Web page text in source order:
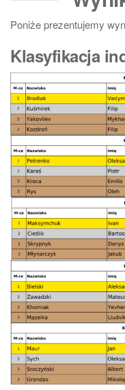
Poniże prezentujemy
Klasyfikacja